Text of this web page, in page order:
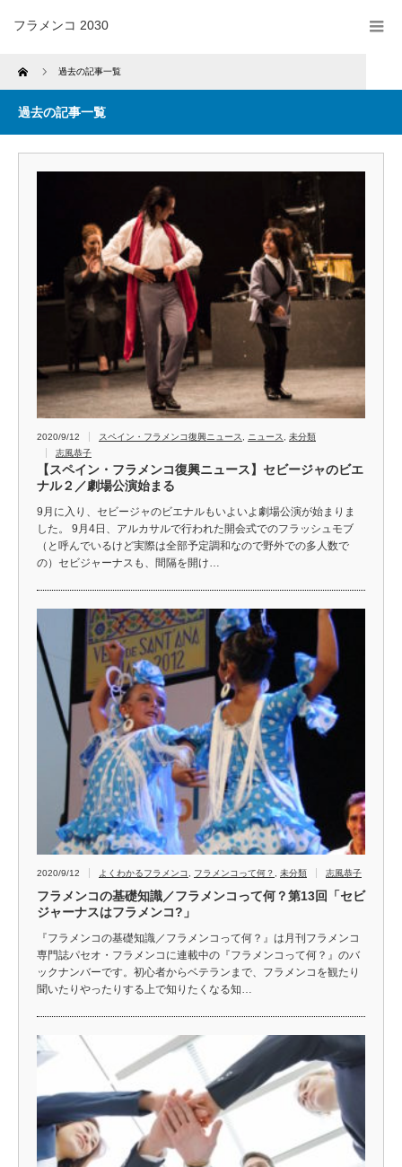
フラメンコ 2030
Home 過去の記事一覧
過去の記事一覧
2020/9/12 スペイン・フラメンコ復興ニュース ニュース
未分類
志風恭子
【スペイン・フラメンコ復興ニュース】セビージャのビエ
ナル２／劇場公演始まる
9月に入り、セビージャのビエナルもいよいよ劇場公演が始まりま
した。 9月4日、アルカサルで行われた開会式でのフラッシュモブ
（と呼んでいるけど実際は全部予定調和なので野外での多人数で
の）セビジャーナスも、間隔を開け…
2020/9/12 よくわかるフラメンコ フラメンコって何？ 未分類 志風恭子
フラメンコの基礎知識／フラメンコって何？第13回「セビ
ジャーナスはフラメンコ?」
『フラメンコの基礎知識／フラメンコって何？』は月刊フラメンコ
専門誌パセオ・フラメンコに連載中の『フラメンコって何？』のバ
ックナンバーです。初心者からベテランまで、フラメンコを観たり
聞いたりやったりする上で知りたくなる知…